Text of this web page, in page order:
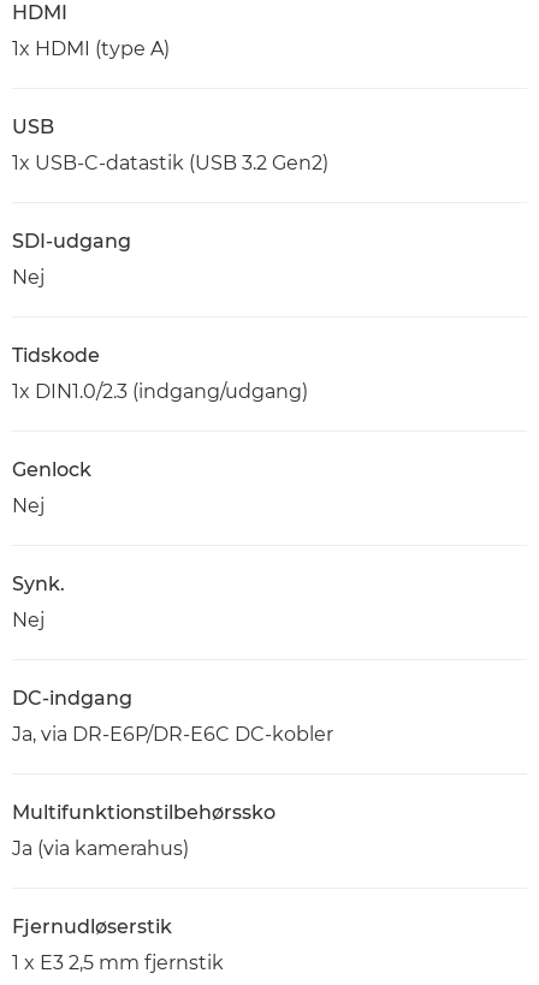
HDMI
1x HDMI (type A)
USB
1x USB-C-datastik (USB 3.2 Gen2)
SDI-udgang
Nej
Tidskode
1x DIN1.0/2.3 (indgang/udgang)
Genlock
Nej
Synk.
Nej
DC-indgang
Ja, via DR-E6P/DR-E6C DC-kobler
Multifunktionstilbehørssko
Ja (via kamerahus)
Fjernudløserstik
1 x E3 2,5 mm fjernstik